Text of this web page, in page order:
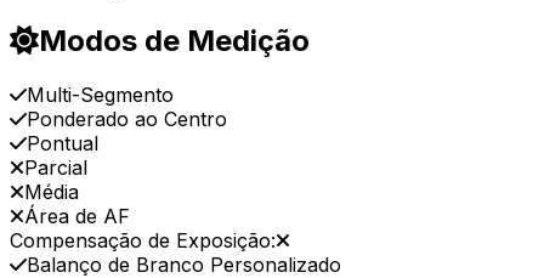
Modos de Medição
Multi-Segmento
Ponderado ao Centro
Pontual
Parcial
Média
Área de AF
Compensação de Exposição:
Balanço de Branco Personalizado